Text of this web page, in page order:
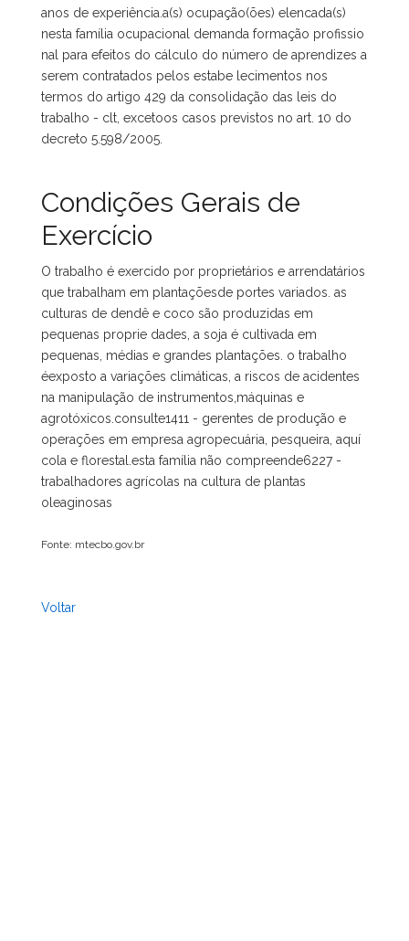
anos de experiência.a(s) ocupação(ões) elencada(s)
nesta família ocupacional demanda formação profissio
nal para efeitos do cálculo do número de aprendizes a
serem contratados pelos estabe lecimentos nos
termos do artigo 429 da consolidação das leis do
trabalho - clt, excetoos casos previstos no art. 10 do
decreto 5.598/2005.
Condições Gerais de
Exercício
O trabalho é exercido por proprietários e arrendatários
que trabalham em plantaçõesde portes variados. as
culturas de dendê e coco são produzidas em
pequenas proprie dades, a soja é cultivada em
pequenas, médias e grandes plantações. o trabalho
éexposto a variações climáticas, a riscos de acidentes
na manipulação de instrumentos,máquinas e
agrotóxicos.consulte1411 - gerentes de produção e
operações em empresa agropecuária, pesqueira, aquí
cola e florestal.esta família não compreende6227 -
trabalhadores agrícolas na cultura de plantas
oleaginosas
Fonte: mtecbo.gov.br
Voltar